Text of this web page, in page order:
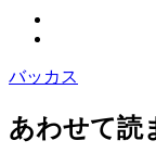
バッカス
あわせて読